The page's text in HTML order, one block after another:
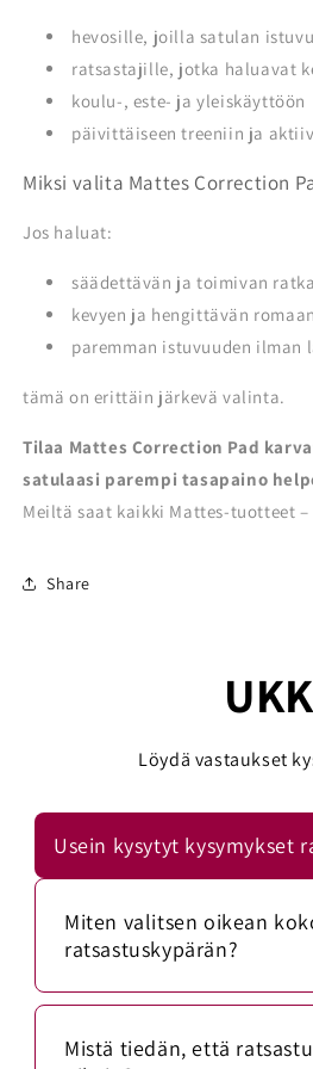
hevosille, joilla satulan
ratsastajille, jotka haluavat
koulu-, este- ja yleiskäyttöön
päivittäiseen treeniin ja
Miksi valita Mattes Correction
Jos haluat:
säädettävän ja toimivan
kevyen ja hengittävän
paremman istuvuuden ilman
tämä on erittäin järkevä valinta.
Tilaa Mattes Correction Pad
satulaasi parempi tasapaino
Meiltä saat kaikki Mattes-tuotteet –
Share
UKK
Löydä vastaukset
Usein kysytyt kysymykset
Miten valitsen oikean
ratsastuskypärän?
Mittaa päänympärys
senttimetriä kulmakarvojen
Mistä tiedän, että